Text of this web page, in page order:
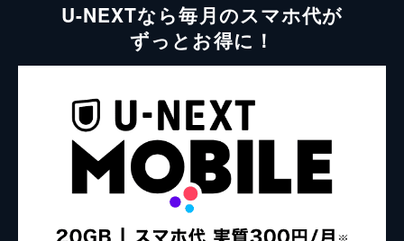
U-NEXTなら毎月のスマホ代が
ずっとお得に！